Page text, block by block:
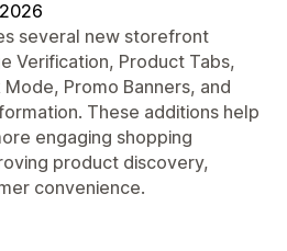
several new storefront
Verification, Product Tabs,
Promo Banners, and
These additions help
engaging shopping
product discovery,
convenience.